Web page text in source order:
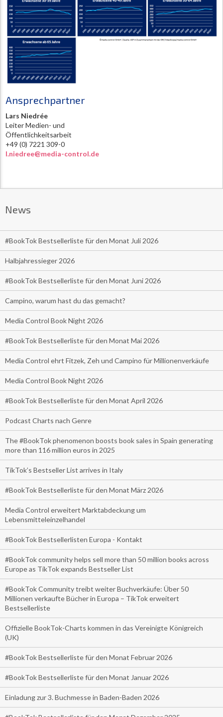
Ansprechpartner
Lars Niedrée
Leiter Medien- und
Öffentlichkeitsarbeit
+49 (0) 7221 309-0
l.niedree@media-control.de
News
#BookTok Bestsellerliste für den Monat Juli 2026
Halbjahressieger 2026
#BookTok Bestsellerliste für den Monat Juni 2026
Campino, warum hast du das gemacht?
Media Control Book Night 2026
#BookTok Bestsellerliste für den Monat Mai 2026
Media Control ehrt Fitzek, Zeh und Campino für Millionenverkäufe
Media Control Book Night 2026
#BookTok Bestsellerliste für den Monat April 2026
Podcast Charts nach Genre
The #BookTok phenomenon boosts book sales in Spain generating
more than 116 million euros in 2025
TikTok’s Bestseller List arrives in Italy
#BookTok Bestsellerliste für den Monat März 2026
Media Control erweitert Marktabdeckung um
Lebensmitteleinzelhandel
#BookTok Bestsellerlisten Europa - Kontakt
#BookTok community helps sell more than 50 million books across
Europe as TikTok expands Bestseller List
#BookTok Community treibt weiter Buchverkäufe: Über 50
Millionen verkaufte Bücher in Europa – TikTok erweitert
Bestsellerliste
Offizielle BookTok-Charts kommen in das Vereinigte Königreich
(UK)
#BookTok Bestsellerliste für den Monat Februar 2026
#BookTok Bestsellerliste für den Monat Januar 2026
Einladung zur 3. Buchmesse in Baden-Baden 2026